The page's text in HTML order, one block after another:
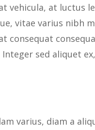
vehicula, at luctus
vitae varius nibh
consequat
sed aliquet
varius, diam a